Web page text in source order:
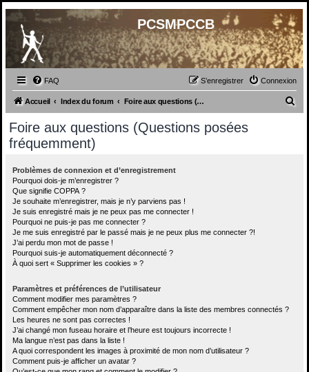
PCSMPCCB
FAQ Connexion
S’enregistrer
Accueil Index du forum Foire aux questions (Questions posées fréquemment)
Foire aux questions (Questions posées
fréquemment)
Problèmes de connexion et d’enregistrement
Pourquoi dois-je m’enregistrer ?
Que signifie COPPA ?
Je souhaite m’enregistrer, mais je n’y parviens pas !
Je suis enregistré mais je ne peux pas me connecter !
Pourquoi ne puis-je pas me connecter ?
Je me suis enregistré par le passé mais je ne peux plus me connecter ?!
J’ai perdu mon mot de passe !
Pourquoi suis-je automatiquement déconnecté ?
À quoi sert « Supprimer les cookies » ?
Paramètres et préférences de l’utilisateur
Comment modifier mes paramètres ?
Comment empêcher mon nom d’apparaître dans la liste des membres connectés ?
Les heures ne sont pas correctes !
J’ai changé mon fuseau horaire et l’heure est toujours incorrecte !
Ma langue n’est pas dans la liste !
A quoi correspondent les images à proximité de mon nom d’utilisateur ?
Comment puis-je afficher un avatar ?